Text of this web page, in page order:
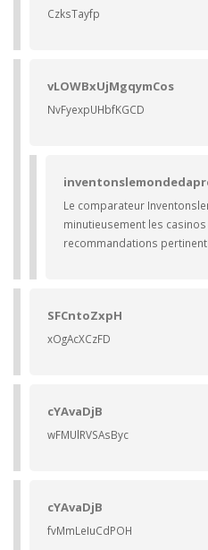
CzksTayfp
vLOWBxUjMgqymCos
NvFyexpUHbfKGCD
Le comparateur
minutieusement les
recommandations
SFCntoZxpH
xOgAcXCzFD
cYAvaDjB
wFMUlRVSAsByc
cYAvaDjB
fvMmLeIuCdPOH